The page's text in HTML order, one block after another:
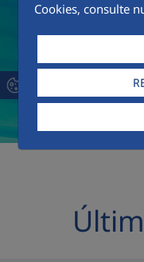
Cookies, consulte